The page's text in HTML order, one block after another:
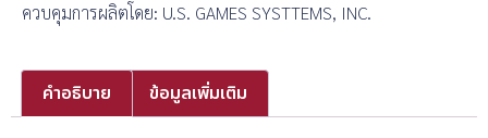
ควบคุมการผลิตโดย: U.S. GAMES SYSTTEMS, INC.
คำอธิบาย ข้อมูลเพิ่มเติม